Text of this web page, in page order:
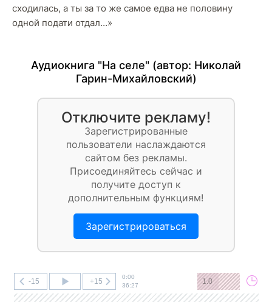
сходилась, а ты за то же самое едва не половину
одной подати отдал…»
Аудиокнига "На селе" (автор: Николай
Гарин-Михайловский)
Отключите рекламу!
Зарегистрированные
пользователи наслаждаются
сайтом без рекламы.
Присоединяйтесь сейчас и
получите доступ к
дополнительным функциям!
Зарегистрироваться
-15 +15
0:00
36:27
1.0